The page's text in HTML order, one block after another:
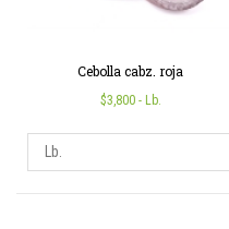
Cebolla cabz. roja
$3,800 - Lb.